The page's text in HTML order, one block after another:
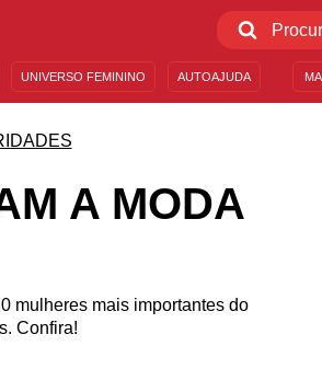
UNIVERSO FEMININO AUTOAJUDA
A MODA
mulheres mais importantes do
Confira!